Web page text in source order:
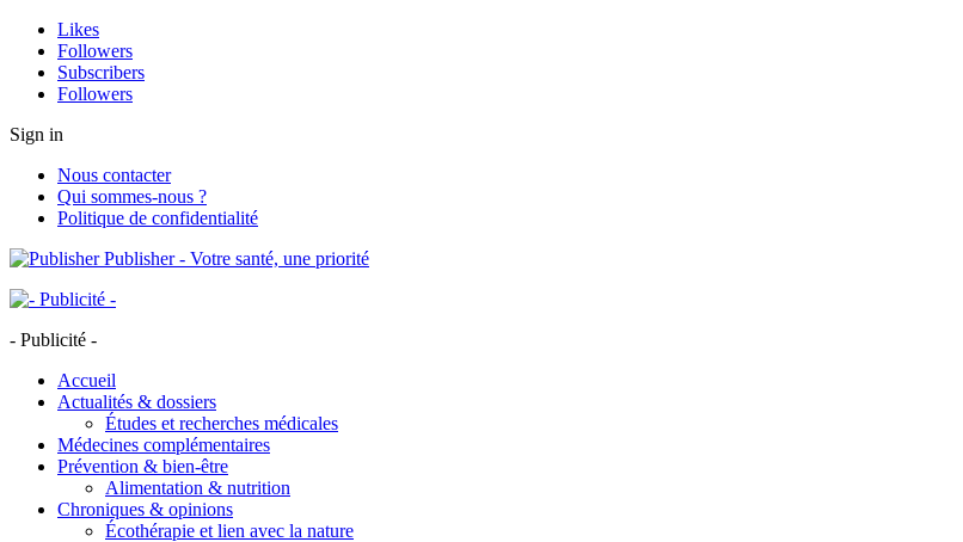
Likes
Followers
Subscribers
Followers
Sign in
Nous contacter
Qui sommes-nous ?
Politique de confidentialité
Publisher - Votre santé, une priorité
- Publicité -
Accueil
Actualités & dossiers
Études et recherches médicales
Médecines complémentaires
Prévention & bien-être
Alimentation & nutrition
Chroniques & opinions
Écothérapie et lien avec la nature